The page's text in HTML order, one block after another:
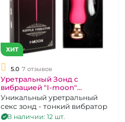
ХИТ
5.0 7 отзывов
Уретральный Зонд с
вибрацией "I-moon"
силиконовый
Уникальный уретральный
секс зонд - тонкий вибратор
В наличии: 12 шт.